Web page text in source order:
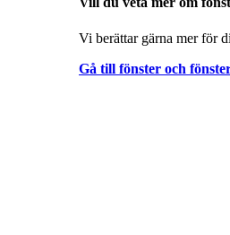
Vi berättar gärna mer för
Gå till fönster och